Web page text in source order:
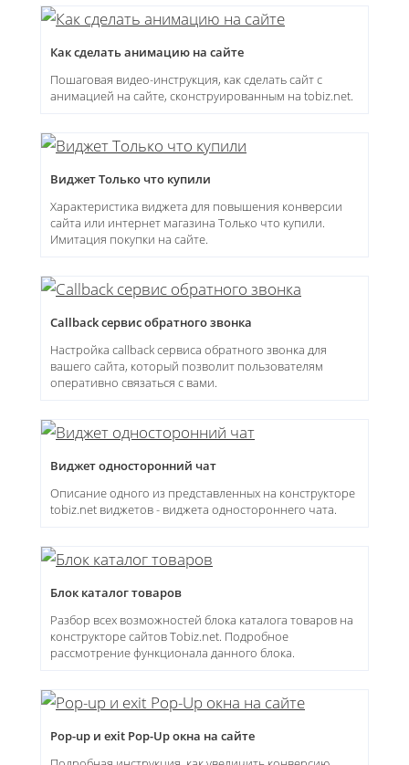
Как сделать анимацию на сайте
Пошаговая видео-инструкция, как сделать сайт с
анимацией на сайте, сконструированным на tobiz.net.
Виджет Только что купили
Характеристика виджета для повышения конверсии
сайта или интернет магазина Только что купили.
Имитация покупки на сайте.
Callback сервис обратного звонка
Настройка сallback сервиса обратного звонка для
вашего сайта, который позволит пользователям
оперативно связаться с вами.
Виджет односторонний чат
Описание одного из представленных на конструкторе
tobiz.net виджетов - виджета одностороннего чата.
Блок каталог товаров
Разбор всех возможностей блока каталога товаров на
конструкторе сайтов Tobiz.net. Подробное
рассмотрение функционала данного блока.
Pop-up и exit Pop-Up окна на сайте